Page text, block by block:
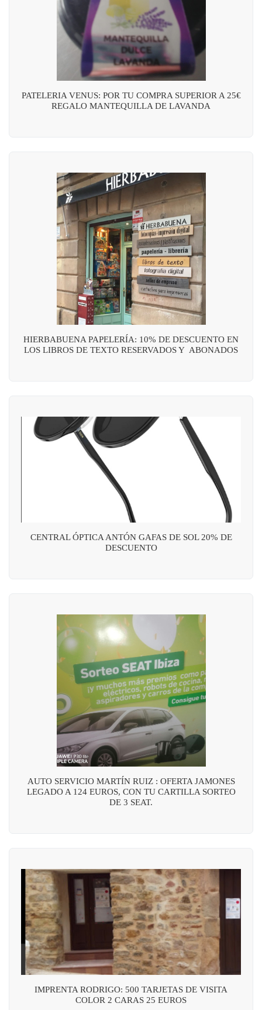
PATELERIA VENUS: POR TU COMPRA SUPERIOR A 25€
REGALO MANTEQUILLA DE LAVANDA
HIERBABUENA PAPELERÍA: 10% DE DESCUENTO EN
LOS LIBROS DE TEXTO RESERVADOS Y ABONADOS
CENTRAL ÓPTICA ANTÓN GAFAS DE SOL 20% DE
DESCUENTO
AUTO SERVICIO MARTÍN RUIZ : OFERTA JAMONES
LEGADO A 124 EUROS, CON TU CARTILLA SORTEO
DE 3 SEAT.
IMPRENTA RODRIGO: 500 TARJETAS DE VISITA
COLOR 2 CARAS 25 EUROS